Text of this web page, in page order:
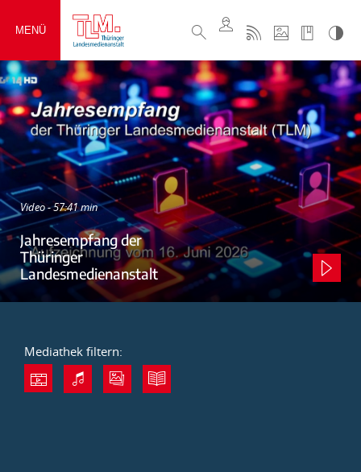
MENÜ
Video - 57:41 min
Jahresempfang der
Thüringer
Landesmedienanstalt
Mediathek filtern: